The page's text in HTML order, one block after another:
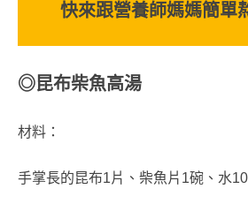
快來跟營養師媽媽簡單
◎昆布柴魚高湯
材料：
手掌長的昆布1片、柴魚片1碗、水